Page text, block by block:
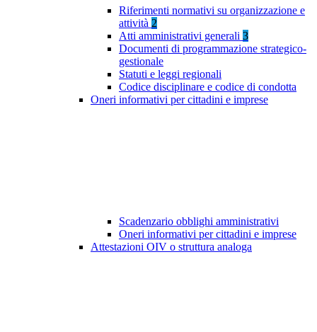
Riferimenti normativi su organizzazione e
attività 2
Atti amministrativi generali 3
Documenti di programmazione strategico-
gestionale
Statuti e leggi regionali
Codice disciplinare e codice di condotta
Oneri informativi per cittadini e imprese
Scadenzario obblighi amministrativi
Oneri informativi per cittadini e imprese
Attestazioni OIV o struttura analoga